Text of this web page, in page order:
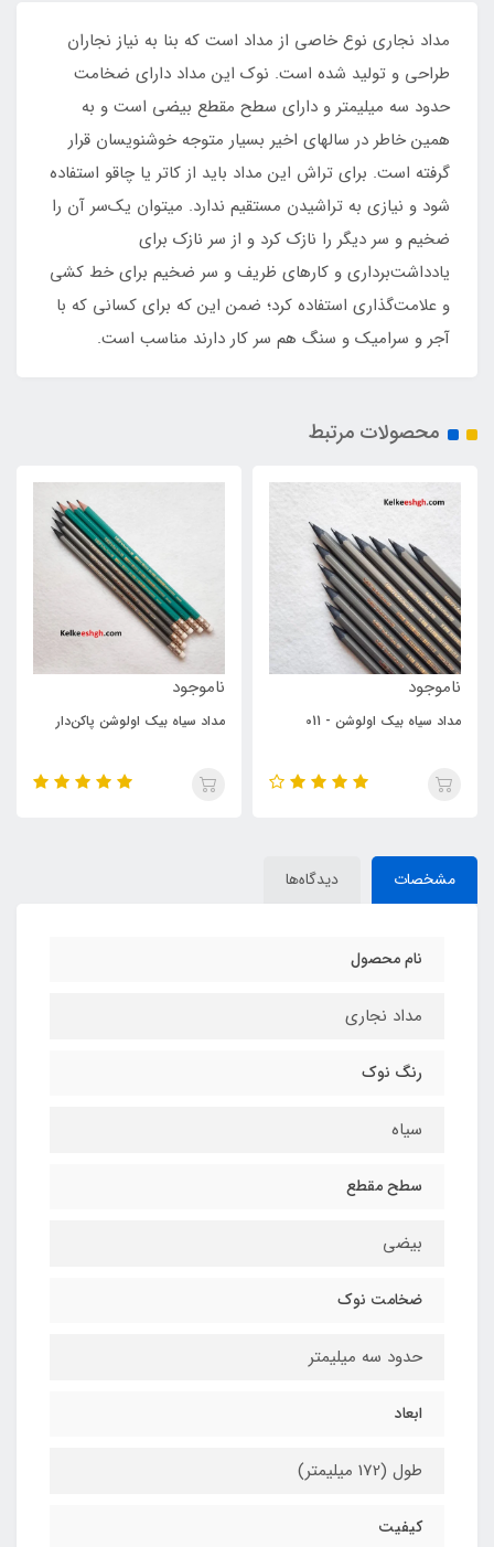
مداد نجاری نوع خاصی از مداد است که بنا به نیاز نجاران
طراحی و تولید شده است. نوک این مداد دارای ضخامت
حدود سه میلیمتر و دارای سطح مقطع بیضی است و به
همین خاطر در سالهای اخیر بسیار متوجه خوشنویسان قرار
گرفته است. برای تراش این مداد باید از کاتر یا چاقو استفاده
شود و نیازی به تراشیدن مستقیم ندارد. میتوان یک‌سر آن را
ضخیم و سر دیگر را نازک کرد و از سر نازک برای
یادداشت‌برداری و کارهای ظریف و سر ضخیم برای خط کشی
و علامت‌گذاری استفاده کرد؛ ضمن این که برای کسانی که با
آجر و سرامیک و سنگ هم سر کار دارند مناسب است.
محصولات مرتبط
ناموجود
مداد سیاه بیک اولوشن پاکن‌دار
ناموجود
ماژیک خوشنویسی الخطاط ۳ میل
مشخصات دیدگاه‌ها
نام محصول
مداد نجاری
رنگ نوک
سیاه
سطح مقطع
بیضی
ضخامت نوک
حدود سه میلیمتر
ابعاد
طول (172 میلیمتر)
کیفیت